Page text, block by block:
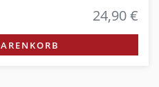
24,90 €